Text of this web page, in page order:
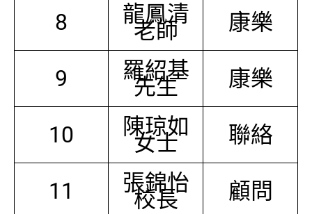
8 龍鳳清
老師 康樂
9 羅紹基
先生 康樂
10 陳琼如
女士 聯絡
11 張錦怡
校長 顧問